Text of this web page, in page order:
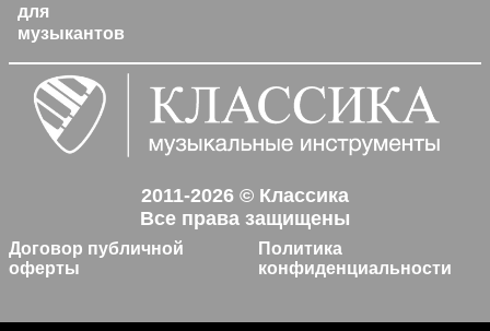
для
музыкантов
2011-2026 © Классика
Все права защищены
Договор публичной
оферты
Политика
конфиденциальности